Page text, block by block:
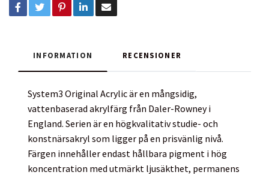
INFORMATION RECENSIONER
System3 Original Acrylic är en mångsidig,
vattenbaserad akrylfärg från Daler-Rowney i
England. Serien är en högkvalitativ studie- och
konstnärsakryl som ligger på en prisvänlig nivå.
Färgen innehåller endast hållbara pigment i hög
koncentration med utmärkt ljusäkthet, permanens